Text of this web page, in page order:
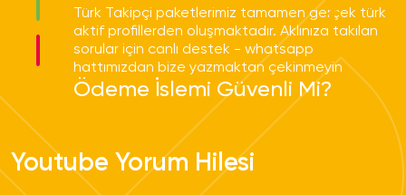
Güzelim içeriklerim izlense bile hiç yorum
gelmiyordu. Hizmetiniz tam aradığım şeydi.
Türk Takipçi paketlerimiz tamamen gerçek türk
aktif profillerden oluşmaktadır. Aklınıza takılan
sorular için canlı destek - whatsapp
hattımızdan bize yazmaktan çekinmeyin
Ödeme İşlemi Güvenli Mi?
Bütün ödemelerimizi PayTR aracılığı ile
almaktayız. Hiçbir ödeme bilginiz bizimle
paylaşılmamakta olup aynı zamanda
kaydedilmemektedir. Dilerseniz hizmet
Youtube Yorum Hilesi